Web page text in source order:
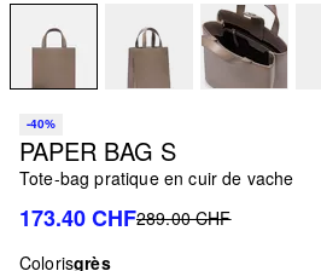
-40%
PAPER BAG S
Tote-bag pratique en cuir de vache
173.40 CHF289.00 CHF
Colorisgrès